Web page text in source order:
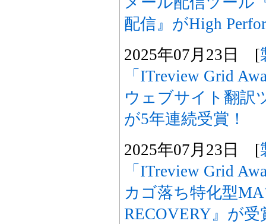
配信』がHigh
2025年07月23日 [
「ITreview Grid
ウェブサイト翻訳
が5年連続受賞！
2025年07月23日 [
「ITreview Grid
カゴ落ち特化型
RECOVERY』が受